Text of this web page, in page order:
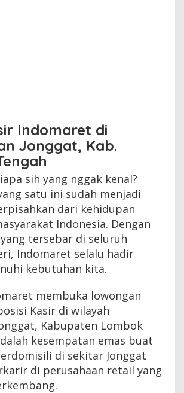
Indomaret di
Jonggat, Kab.
sih yang nggak kenal?
satu ini sudah menjadi
dari kehidupan
Indonesia. Dengan
tersebar di seluruh
Indomaret selalu hadir
kebutuhan kita.
membuka lowongan
Kasir di wilayah
Kabupaten Lombok
kesempatan emas buat
di sekitar Jonggat
di perusahaan retail yang